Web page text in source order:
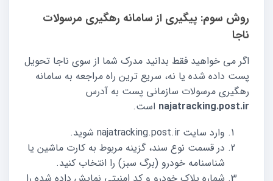
روش سوم: پیگیری از سامانه رهگیری مرسولات
ناجا
اگر می خواهید فقط بدانید مدرک شما از سوی ناجا تحویل
پست داده شده یا نه، سریع ترین راه مراجعه به سامانه
رهگیری مرسولات سازمانی پست به آدرس
najatracking.post.ir است.
وارد سایت najatracking.post.ir شوید.
در قسمت نوع سند، گزینه مربوط به کارت ماشین یا
شناسنامه خودرو (برگ سبز) را انتخاب کنید.